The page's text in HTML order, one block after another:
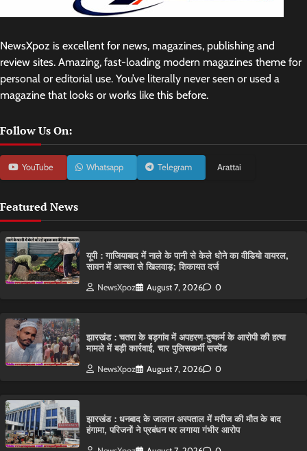
NewsXpoz is excellent for news, magazines, publishing and
review sites. Amazing, fast-loading modern magazines theme for
personal or editorial use. You’ve literally never seen or used a
magazine that looks or works like this before.
Follow Us On:
YouTube Whatsapp Telegram Arattai
Featured News
यूपी : गाजियाबाद में नाले के पानी से केले धोने का वीडियो वायरल,
सावन में आस्था से खिलवाड़; शिकायत दर्ज
NewsXpoz August 7, 2026 0
झारखंड : चतरा के बड़गांव में अपहरण-दुष्कर्म के आरोपी की हत्या
मामले में बड़ी कार्रवाई, चार पुलिसकर्मी सस्पेंड
NewsXpoz August 7, 2026 0
झारखंड : धनबाद के जालान अस्पताल में मरीज की मौत के बाद
हंगामा, परिजनों ने प्रबंधन पर लगाया गंभीर आरोप